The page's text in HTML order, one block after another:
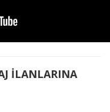
İLANLARINA